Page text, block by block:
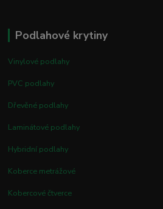
Podlahové krytiny
Vinylové podlahy
PVC podlahy
Dřevěné podlahy
Laminátové podlahy
Hybridní podlahy
Koberce metrážové
Kobercové čtverce